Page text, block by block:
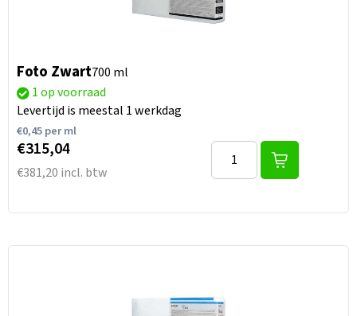
Foto Zwart700 ml
1 op voorraad
Levertijd is meestal 1 werkdag
€0,45per ml
€315,04
€381,20 incl. btw